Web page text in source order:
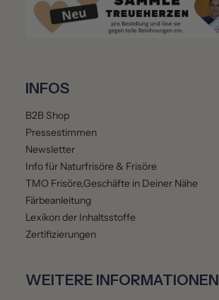
INFOS
B2B Shop
Pressestimmen
Newsletter
Info für Naturfrisöre & Frisöre
TMO Frisöre,Geschäfte in Deiner Nähe
Färbeanleitung
Lexikon der Inhaltsstoffe
Zertifizierungen
WEITERE INFORMATIONEN